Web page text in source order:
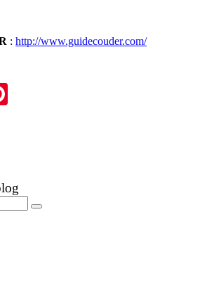
: http://www.guidecouder.com/